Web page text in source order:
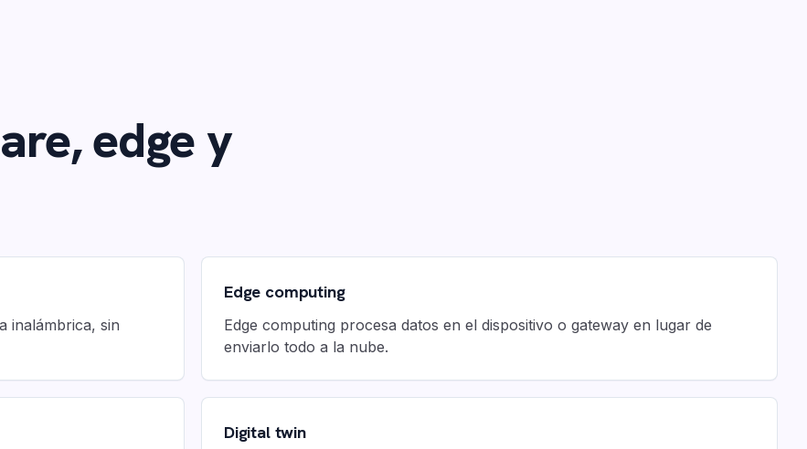
edge y
inalámbrica, sin
Edge computing
Edge computing procesa datos en el dispositivo o gateway en lugar de
enviarlo todo a la nube.
Digital twin